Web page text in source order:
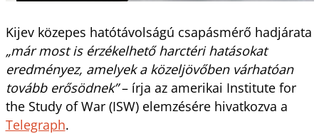
Kijev közepes hatótávolságú csapásmérő hadjárata
„már most is érzékelhető harctéri hatásokat
eredményez, amelyek a közeljövőben várhatóan
tovább erősödnek”– írja az amerikai Institute for
the Study of War (ISW) elemzésére hivatkozva a
Telegraph.